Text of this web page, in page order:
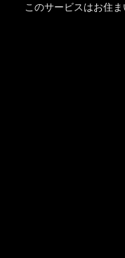
このサービスはお住